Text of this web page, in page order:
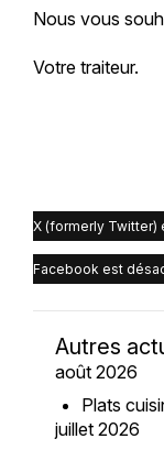
Nous vous
Votre traiteur.
X (formerly Twitter)
Facebook est
Autres
août 2026
Plats
juillet 2026